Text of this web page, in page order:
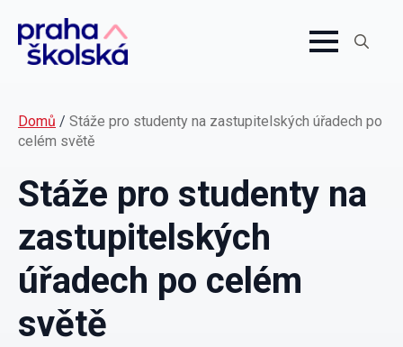
Domů / Stáže pro studenty na zastupitelských úřadech po
celém světě
Stáže pro studenty na
zastupitelských
úřadech po celém
světě